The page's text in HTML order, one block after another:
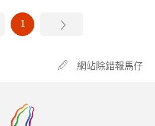
1
網站除錯報馬仔